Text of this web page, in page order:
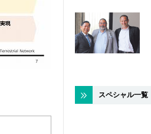
スペシャル一覧